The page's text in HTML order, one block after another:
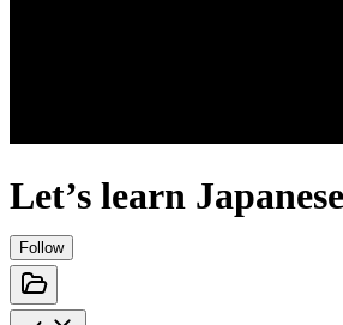
Let’s learn
Follow